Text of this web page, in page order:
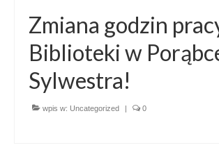
Zmiana godzin
Biblioteki w
Sylwestra!
wpis w: Uncategorized | 0